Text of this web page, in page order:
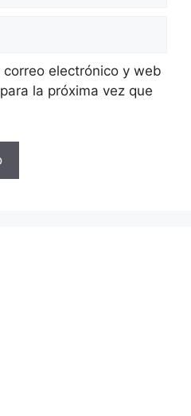
electrónico y web
la próxima vez que